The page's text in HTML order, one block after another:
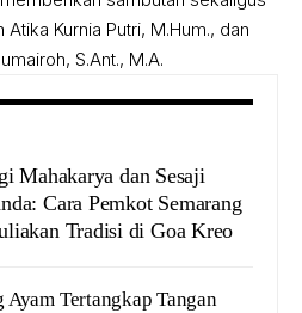
Kurnia Putri, M.Hum., dan
S.Ant., M.A.
Mahakarya dan Sesaji
Cara Pemkot Semarang
Tradisi di Goa Kreo
Ayam Tertangkap Tangan